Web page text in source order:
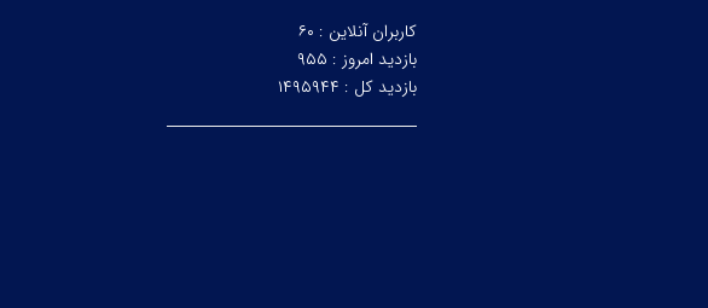
کاربران آنلاین : ۶۰
بازدید امروز : ۹۵۵
بازدید کل : ۱۴۹۵۹۴۴